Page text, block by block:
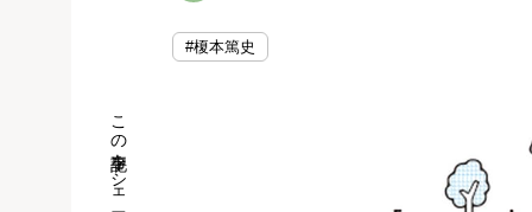
#榎本篤史
この記事をシェア